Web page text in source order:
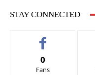
STAY CONNECTED
0
Fans